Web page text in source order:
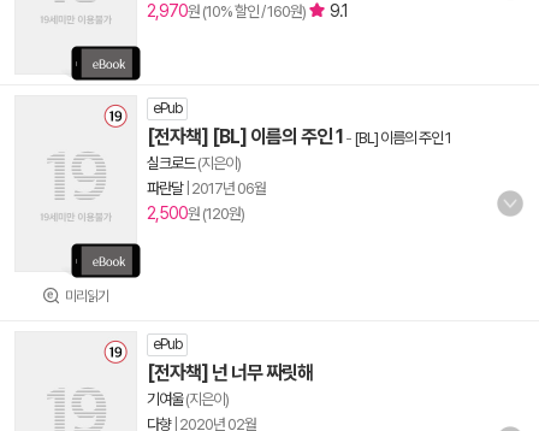
2,970원 (10% 할인 / 160원) 9.1
미리읽기
ePub
[전자책] [BL] 이름의 주인 1 - [BL] 이름의 주인 1
실크로드(지은이)
파란달| 2017년 06월
2,500원 (120원)
ePub
[전자책] 넌 너무 짜릿해
기여울(지은이)
다향| 2020년 02월